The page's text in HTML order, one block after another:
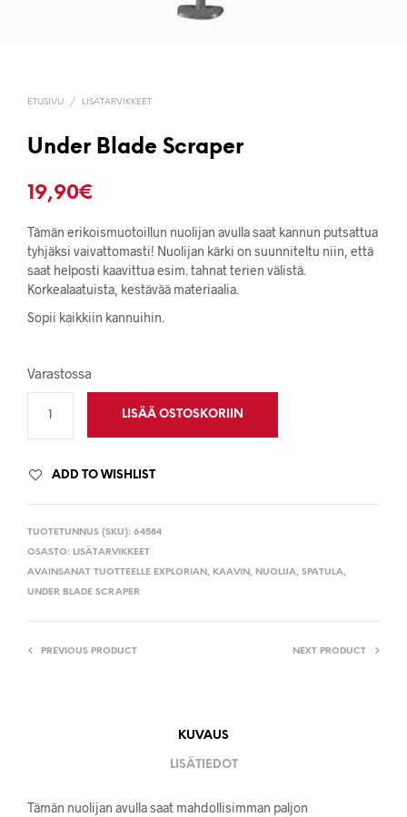
ETUSIVU / LISÄTARVIKKEET
Under Blade Scraper
19,90€
Tämän erikoismuotoillun nuolijan avulla saat kannun putsattua
tyhjäksi vaivattomasti! Nuolijan kärki on suunniteltu niin, että
saat helposti kaavittua esim. tahnat terien välistä.
Korkealaatuista, kestävää materiaalia.
Sopii kaikkiin kannuihin.
Varastossa
LISÄÄ OSTOSKORIIN
ADD TO WISHLIST
TUOTETUNNUS (SKU): 64584
OSASTO: LISÄTARVIKKEET
AVAINSANAT TUOTTEELLE EXPLORIAN , KAAVIN , NUOLIJA, SPATULA,
UNDER BLADE SCRAPER
PREVIOUS PRODUCT NEXT PRODUCT
KUVAUS
LISÄTIEDOT
Tämän nuolijan avulla saat mahdollisimman paljon